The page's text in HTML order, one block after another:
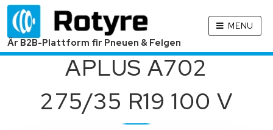
Är B2B-Plattform fir Pneuen & Felgen
MENU
APLUS A702
275/35 R19 100 V